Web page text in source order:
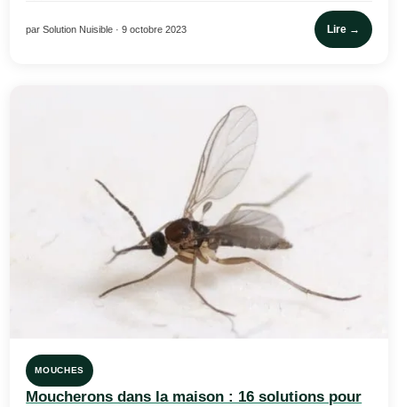
par Solution Nuisible · 9 octobre 2023 Lire →
MOUCHES
Moucherons dans la maison : 16 solutions pour